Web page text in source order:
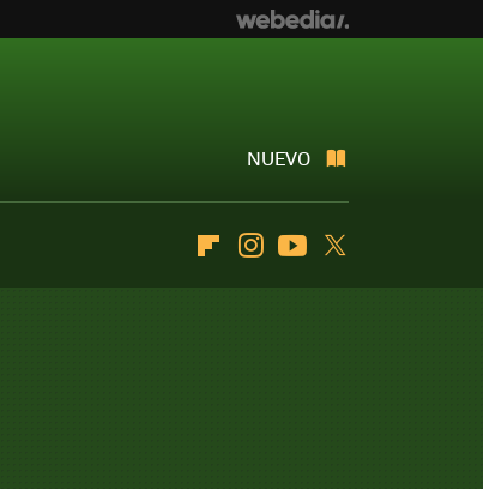
NUEVO
FlipboardInstagramYoutube